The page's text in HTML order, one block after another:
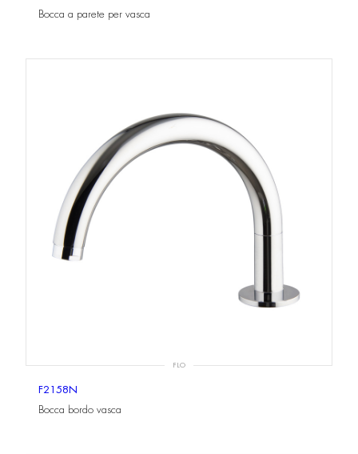
Bocca a parete per vasca
FLO
F2158N
Bocca bordo vasca